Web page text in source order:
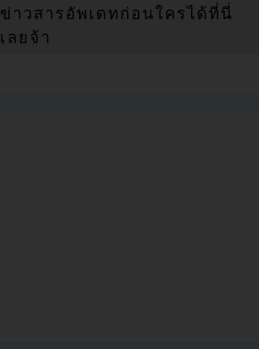
ข่าวสารอัพเดทก่อนใครได้ที่นี่
เลยจ้า